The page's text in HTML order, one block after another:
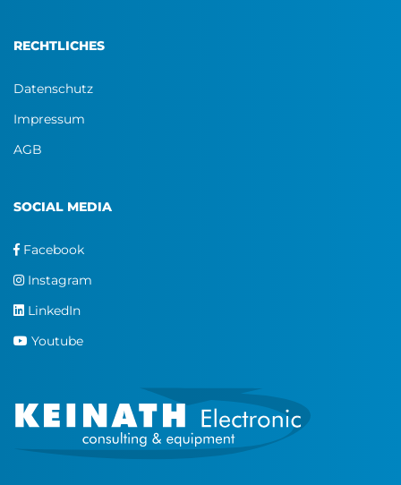
RECHTLICHES
Datenschutz
Impressum
AGB
SOCIAL MEDIA
Facebook
Instagram
LinkedIn
Youtube